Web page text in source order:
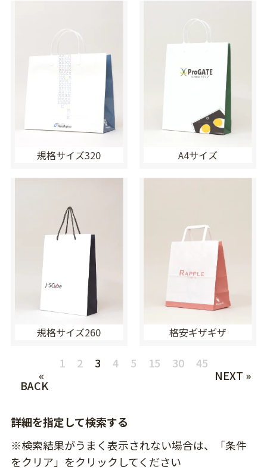
規格サイズ320 A4サイズ
規格サイズ260 格安ギザギザ
«
BACK
1 2 3 4 5 15 30
45
NEXT »
詳細を指定して検索する
※検索結果がうまく表示されない場合は、「条件
をクリア」をクリックしてください